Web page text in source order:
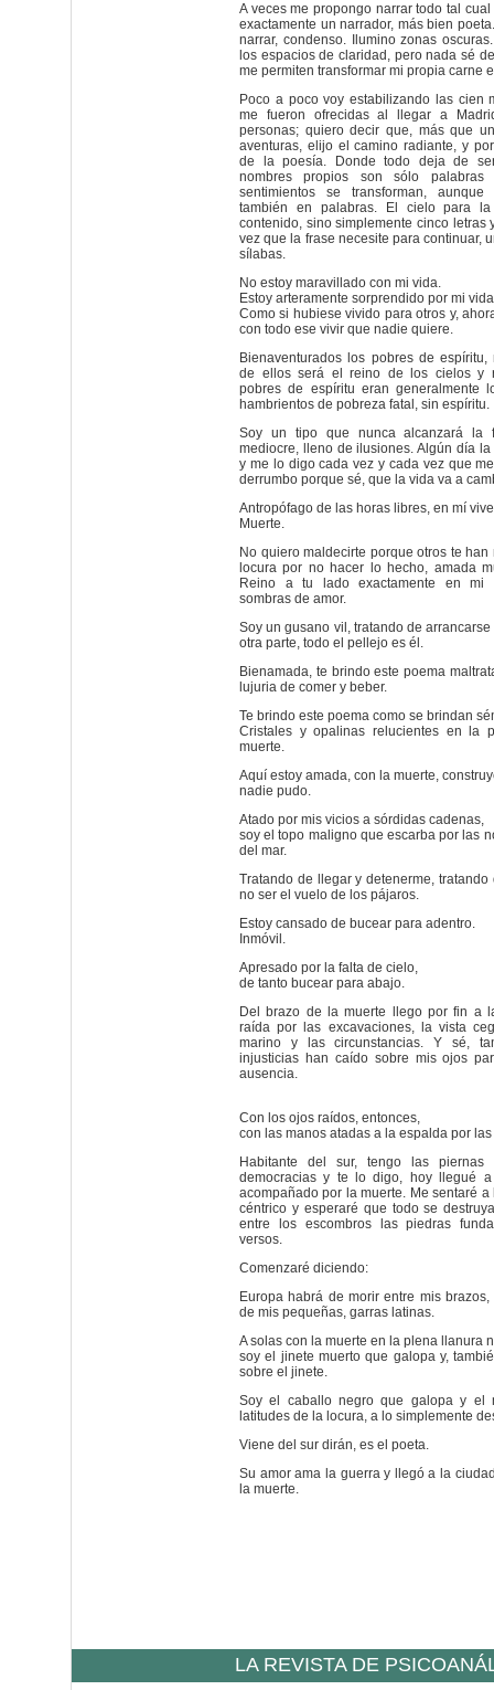
A veces me propongo narrar todo tal
exactamente un narrador, más bien
narrar, condenso. Ilumino zonas
los espacios de claridad, pero nada sé
me permiten transformar mi propia carne
Poco a poco voy estabilizando las cien
me fueron ofrecidas al llegar a
personas; quiero decir que, más que
aventuras, elijo el camino radiante, y
de la poesía. Donde todo deja de
nombres propios son sólo
sentimientos se transforman, aunque
también en palabras. El cielo para
contenido, sino simplemente cinco letras
vez que la frase necesite para continuar,
sílabas.
No estoy maravillado con mi vida.
Estoy arteramente sorprendido por mi
Como si hubiese vivido para otros y,
con todo ese vivir que nadie quiere.
Bienaventurados los pobres de
de ellos será el reino de los cielos y
pobres de espíritu eran generalmente
hambrientos de pobreza fatal, sin espíritu.
Soy un tipo que nunca alcanzará la
mediocre, lleno de ilusiones. Algún día
y me lo digo cada vez y cada vez que
derrumbo porque sé, que la vida va a
Antropófago de las horas libres, en mí
Muerte.
No quiero maldecirte porque otros te
locura por no hacer lo hecho, amada
Reino a tu lado exactamente en mi
sombras de amor.
Soy un gusano vil, tratando de
otra parte, todo el pellejo es él.
Bienamada, te brindo este poema
lujuria de comer y beber.
Te brindo este poema como se brindan
Cristales y opalinas relucientes en la
muerte.
Aquí estoy amada, con la muerte,
nadie pudo.
Atado por mis vicios a sórdidas cadenas,
soy el topo maligno que escarba por las
del mar.
Tratando de llegar y detenerme, tratando
no ser el vuelo de los pájaros.
Estoy cansado de bucear para adentro.
Inmóvil.
Apresado por la falta de cielo,
de tanto bucear para abajo.
Del brazo de la muerte llego por fin a
raída por las excavaciones, la vista
marino y las circunstancias. Y sé,
injusticias han caído sobre mis ojos
ausencia.
Con los ojos raídos, entonces,
con las manos atadas a la espalda por
Habitante del sur, tengo las piernas
democracias y te lo digo, hoy llegué
acompañado por la muerte. Me sentaré
céntrico y esperaré que todo se
entre los escombros las piedras
versos.
Comenzaré diciendo:
Europa habrá de morir entre mis
de mis pequeñas, garras latinas.
A solas con la muerte en la plena llanura
soy el jinete muerto que galopa y,
sobre el jinete.
Soy el caballo negro que galopa y el
latitudes de la locura, a lo simplemente
Viene del sur dirán, es el poeta.
Su amor ama la guerra y llegó a la
la muerte.
LA REVISTA DE